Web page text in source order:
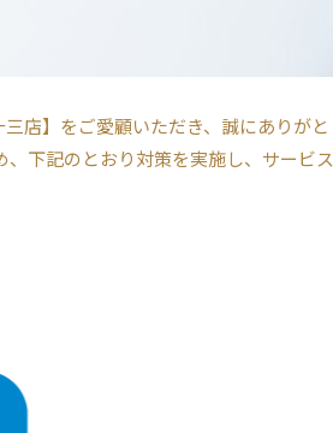
店】をご愛顧いただき、誠にありがと
下記のとおり対策を実施し、サービス